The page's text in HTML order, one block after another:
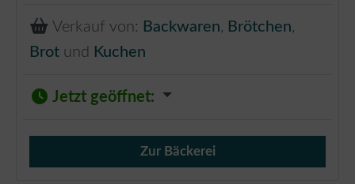
Verkauf von: Backwaren, Brötchen,
Brot und Kuchen
Jetzt geöffnet:
Verkauf von Brötchen,
Zur Bäckerei